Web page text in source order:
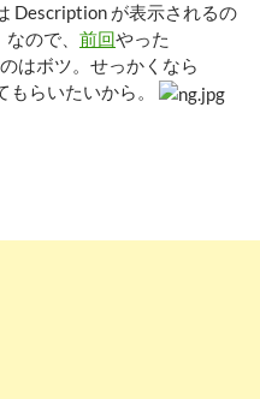
Description が表示されるの
ので、 前回やった
はボツ。せっかくなら
らいたいから。